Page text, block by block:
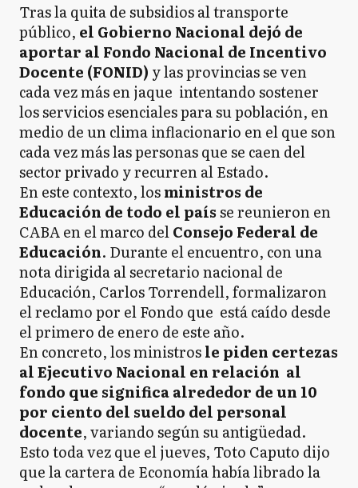
Tras la quita de subsidios al transporte
público, el Gobierno Nacional dejó de
aportar al Fondo Nacional de Incentivo
Docente (FONID) y las provincias se ven
cada vez más en jaque intentando sostener
los servicios esenciales para su población, en
medio de un clima inflacionario en el que son
cada vez más las personas que se caen del
sector privado y recurren al Estado.
En este contexto, losministros de
Educación de todo el paísse reunieron en
CABA en el marco delConsejo Federal de
Educación. Durante el encuentro, con una
nota dirigida al secretario nacional de
Educación, Carlos Torrendell, formalizaron
el reclamo por el Fondo que está caído desde
el primero de enero de este año.
En concreto, los ministrosle piden certezas
al Ejecutivo Nacional en relación al
fondo que significa alrededor de un 10
por ciento del sueldo del personal
docente, variando según su antigüedad.
Esto toda vez que el jueves, Toto Caputo dijo
que la cartera de Economía había librado la